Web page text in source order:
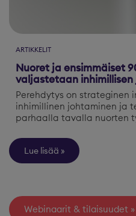
ARTIKKELIT
Nuoret ja ensimmäiset
valjastetaan
Perehdytys on strateginen
inhimillinen johtaminen ja
parhaalla tavalla nuorten
Lue lisää
Webinaarit & tilaisuudet